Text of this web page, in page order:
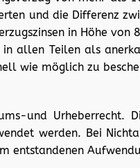
und die Differenz
in Höhe von
allen Teilen als
wie möglich zu
und Urheberrecht.
werden. Bei
entstandenen